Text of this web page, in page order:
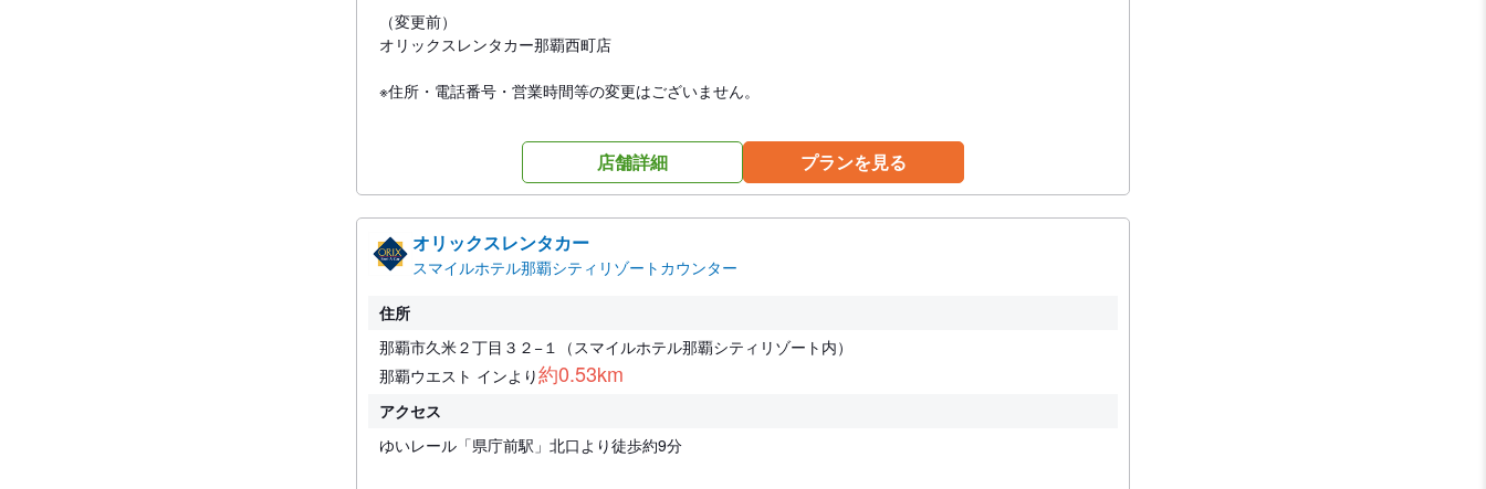
（変更前）
オリックスレンタカー那覇西町店
※住所・電話番号・営業時間等の変更はございません。
店舗詳細 プランを見る
オリックスレンタカー
スマイルホテル那覇シティリゾートカウンター
住所
那覇市久米２丁目３２−１（スマイルホテル那覇シティリゾート内）
那覇ウエスト インより約0.53km
アクセス
ゆいレール「県庁前駅」北口より徒歩約9分